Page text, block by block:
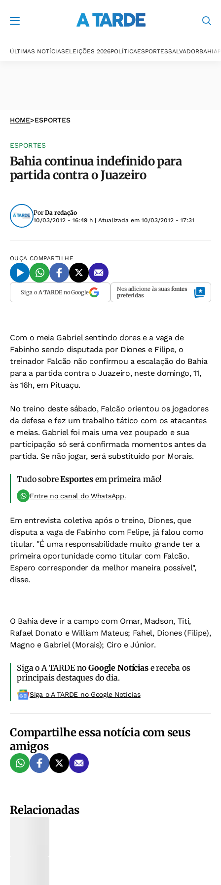
ÚLTIMAS NOTÍCIASELEIÇÕES 2026POLÍTICAESPORTESSALVADORBAHIA
HOME>ESPORTES
ESPORTES
Bahia continua indefinido para
partida contra o Juazeiro
Por Da redação
10/03/2012 - 16:49 h | Atualizada em 10/03/2012 - 17:31
OUÇA COMPARTILHE
Siga o A TARDEno Google Nos adicione às suas fontes
preferidas
Com o meia Gabriel sentindo dores e a vaga de
Fabinho sendo disputada por Diones e Filipe, o
treinador Falcão não confirmou a escalação do Bahia
para a partida contra o Juazeiro, neste domingo, 11,
às 16h, em Pituaçu.
No treino deste sábado, Falcão orientou os jogadores
da defesa e fez um trabalho tático com os atacantes
e meias. Gabriel foi mais uma vez poupado e sua
participação só será confirmada momentos antes da
partida. Se não jogar, será substituído por Morais.
Tudo sobreEsportesem primeira mão!
Entre no canal do WhatsApp.
Em entrevista coletiva após o treino, Diones, que
disputa a vaga de Fabinho com Felipe, já falou como
titular. "É uma responsabilidade muito grande ter a
primeira oportunidade como titular com Falcão.
Espero corresponder da melhor maneira possível",
disse.
O Bahia deve ir a campo com Omar, Madson, Titi,
Rafael Donato e William Mateus; Fahel, Diones (Filipe),
Magno e Gabriel (Morais); Ciro e Júnior.
Siga o A TARDE noGoogle Notíciase receba os
principais destaques do dia.
Siga o A TARDE no Google Noticias
Compartilhe essa notícia com seus
amigos
Relacionadas